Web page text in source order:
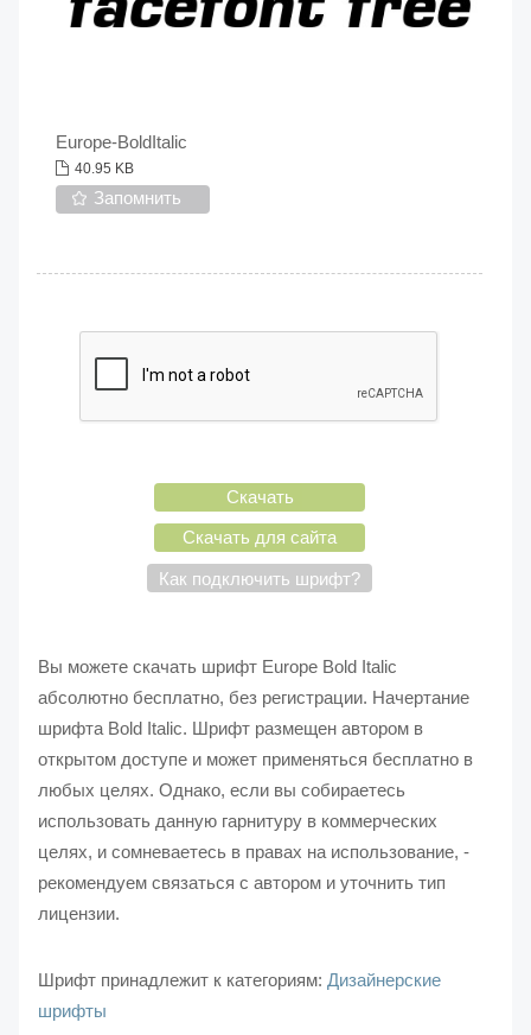
Europe-BoldItalic
40.95 KB
Запомнить
Скачать
Скачать для сайта
Как подключить шрифт?
Вы можете скачать шрифт Europe Bold Italic
абсолютно бесплатно, без регистрации. Начертание
шрифта Bold Italic. Шрифт размещен автором в
открытом доступе и может применяться бесплатно в
любых целях. Однако, если вы собираетесь
использовать данную гарнитуру в коммерческих
целях, и сомневаетесь в правах на использование, -
рекомендуем связаться с автором и уточнить тип
лицензии.
Шрифт принадлежит к категориям: Дизайнерские
шрифты